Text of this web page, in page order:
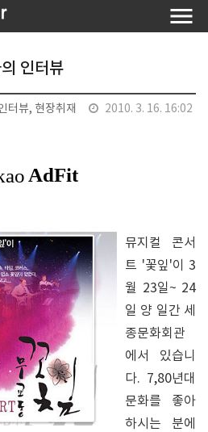
인터뷰
터뷰, 현장취재 2010. 3. 16. 16:02
뮤지컬 콘서
트 '꽃잎'이 3
월 23일~ 24
일 양 일간 세
종문화회관
에서 있습니
다. 7,80년대
문화를 좋아
하시는 분에